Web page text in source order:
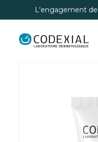
L'engagement